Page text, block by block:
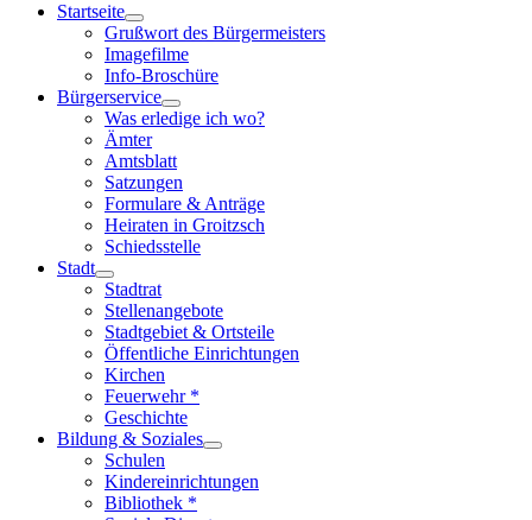
Startseite
Grußwort des Bürgermeisters
Imagefilme
Info-Broschüre
Bürgerservice
Was erledige ich wo?
Ämter
Amtsblatt
Satzungen
Formulare & Anträge
Heiraten in Groitzsch
Schiedsstelle
Stadt
Stadtrat
Stellenangebote
Stadtgebiet & Ortsteile
Öffentliche Einrichtungen
Kirchen
Feuerwehr *
Geschichte
Bildung & Soziales
Schulen
Kindereinrichtungen
Bibliothek *